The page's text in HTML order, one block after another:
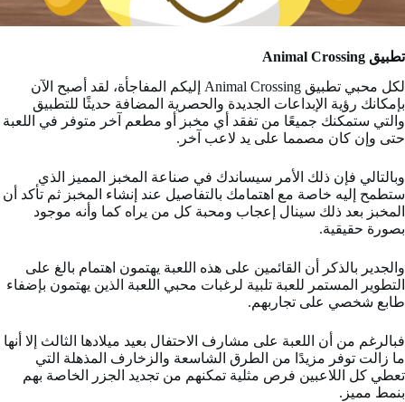
تطبيق Animal Crossing
لكل محبي تطبيق Animal Crossing إليكم المفاجأة، لقد أصبح الآن
بإمكانك رؤية الإبداعات الجديدة والحصرية المضافة حديثًا للتطبيق
والتي ستمكنك جميعًا من تفقد أي مخبز أو مطعم آخر متوفر في اللعبة
حتى وإن كان مصمما على يد لاعب آخر.
وبالتالي فإن ذلك الأمر سيساندك في صناعة المخبز المميز الذي
ستطمح إليه خاصة مع اهتمامك بالتفاصيل عند إنشاء المخبز ثم تأكد أن
المخبز بعد ذلك سينال إعجاب ومحبة كل من يراه كما وأنه موجود
بصورة حقيقية.
والجدير بالذكر أن القائمين على هذه اللعبة يهتمون اهتمام بالغ على
التطوير المستمر للعبة تلبية لرغبات محبي اللعبة الذين يهتمون بإضفاء
طابع شخصي على تجاربهم.
فبالرغم من أن اللعبة على مشارف الاحتفال بعيد ميلادها الثالث إلا أنها
ما زالت توفر مزيدًا من الطرق الشاسعة والزخارف المذهلة التي
تعطي كل اللاعبين فرص مثلية تمكنهم من تجديد الجزر الخاصة بهم
بنمط مميز.